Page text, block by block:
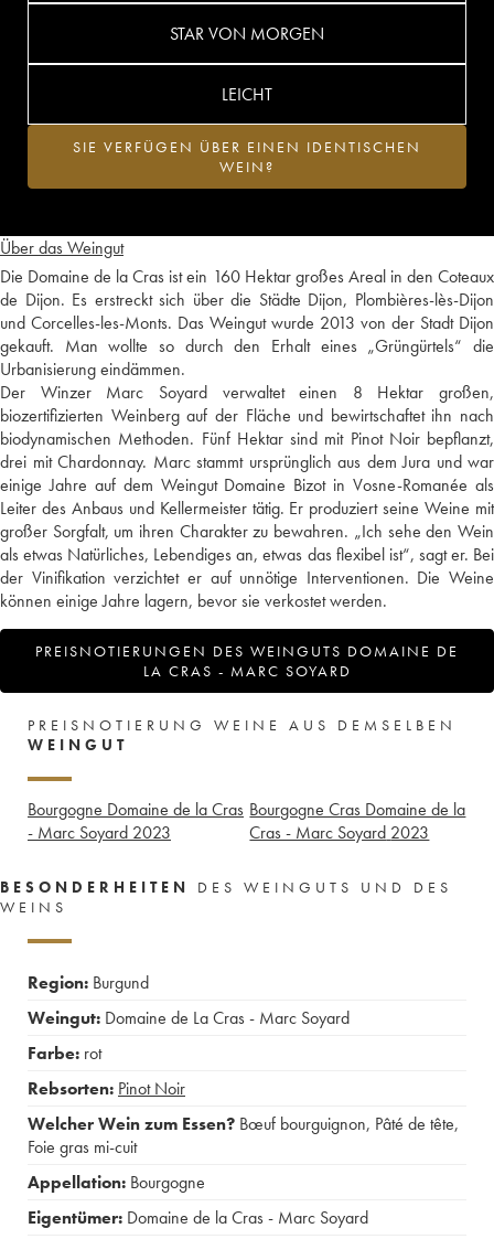
Über das Weingut
Die Domaine de la Cras ist ein 160 Hektar großes Areal in den Coteaux
de Dijon. Es erstreckt sich über die Städte Dijon, Plombières-lès-Dijon
und Corcelles-les-Monts. Das Weingut wurde 2013 von der Stadt Dijon
gekauft. Man wollte so durch den Erhalt eines „Grüngürtels“ die
Urbanisierung eindämmen.
Der Winzer Marc Soyard verwaltet einen 8 Hektar großen,
biozertifizierten Weinberg auf der Fläche und bewirtschaftet ihn nach
biodynamischen Methoden. Fünf Hektar sind mit Pinot Noir bepflanzt,
drei mit Chardonnay. Marc stammt ursprünglich aus dem Jura und war
einige Jahre auf dem Weingut Domaine Bizot in Vosne-Romanée als
Leiter des Anbaus und Kellermeister tätig. Er produziert seine Weine mit
großer Sorgfalt, um ihren Charakter zu bewahren. „Ich sehe den Wein
als etwas Natürliches, Lebendiges an, etwas das flexibel ist“, sagt er. Bei
der Vinifikation verzichtet er auf unnötige Interventionen. Die Weine
können einige Jahre lagern, bevor sie verkostet werden.
PREISNOTIERUNGEN DES WEINGUTS DOMAINE DE
LA CRAS - MARC SOYARD
STAR VON MORGEN
LEICHT
SIE VERFÜGEN ÜBER EINEN IDENTISCHEN
WEIN?
PREISNOTIERUNG WEINE AUS DEMSELBEN
WEINGUT
Bourgogne Domaine de la Cras
- Marc Soyard 2023
Bourgogne Cras Domaine de la
Cras - Marc Soyard 2023
BESONDERHEITEN
DES WEINGUTS UND DES
WEINS
Region: Burgund
Weingut: Domaine de La Cras - Marc Soyard
Farbe: rot
Rebsorten: Pinot Noir
Welcher Wein zum Essen? Bœuf bourguignon, Pâté de tête,
Foie gras mi-cuit
Appellation: Bourgogne
Eigentümer: Domaine de la Cras - Marc Soyard